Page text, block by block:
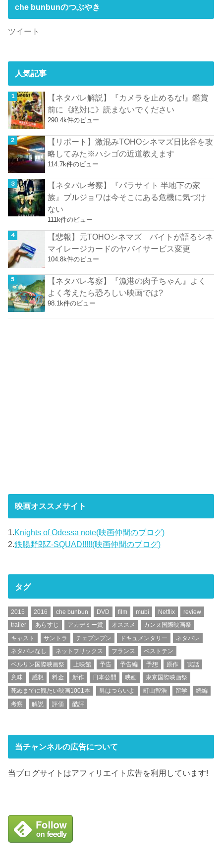
che bunbunのつぶやき
ツイート
人気記事
【ネタバレ解説】『カメラを止めるな!』鑑賞
前に《絶対に》読まないでください
290.4k件のビュー
【リポート】激混みTOHOシネマズ日比谷を攻
略してみた※ハシゴの近道教えます
114.7k件のビュー
【ネタバレ考察】『パラサイト 半地下の家
族』ブルジョワは今そこにある危機に気づけ
ない
111k件のビュー
【悲報】元TOHOシネマズ バイトが語るシネ
マイレージカードのヤバイサービス変更
104.8k件のビュー
【ネタバレ考察】『漁港の肉子ちゃん』よく
よく考えたら恐ろしい映画では?
98.1k件のビュー
映画オススメサイト
1.Knights of Odessa note(映画仲間のブログ)
2.鉄腸野郎Z-SQUAD!!!!!(映画仲間のブログ)
タグ
2015 2016 che bunbun DVD film mubi Netflix
review
trailer
あらすじ アカデミー賞 オススメ
カンヌ国際映画祭
キャスト
サントラ チェブンブン ドキュメンタリー
ネタバレ
ネタバレなし
ネットフリックス フランス
ベストテン
ベルリン国際映画祭
上映館 予告 予告編 予想 原作
実話
意味
感想 料金 新作 日本公開 映画
東京国際映画祭
死ぬまでに観たい映画1001本
男はつらいよ 町山智浩 留学
続編
考察
解説 評価 酷評
当チャンネルの広告について
当ブログサイトはアフィリエイト広告を利用しています!